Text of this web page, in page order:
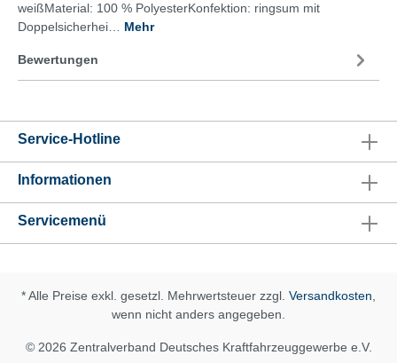
weißMaterial: 100 % PolyesterKonfektion: ringsum mit
Doppelsicherhei… Mehr
Bewertungen
Service-Hotline
Informationen
Servicemenü
* Alle Preise exkl. gesetzl. Mehrwertsteuer zzgl. Versandkosten
wenn nicht anders angegeben.
© 2026 Zentralverband Deutsches Kraftfahrzeuggewerbe e.V.